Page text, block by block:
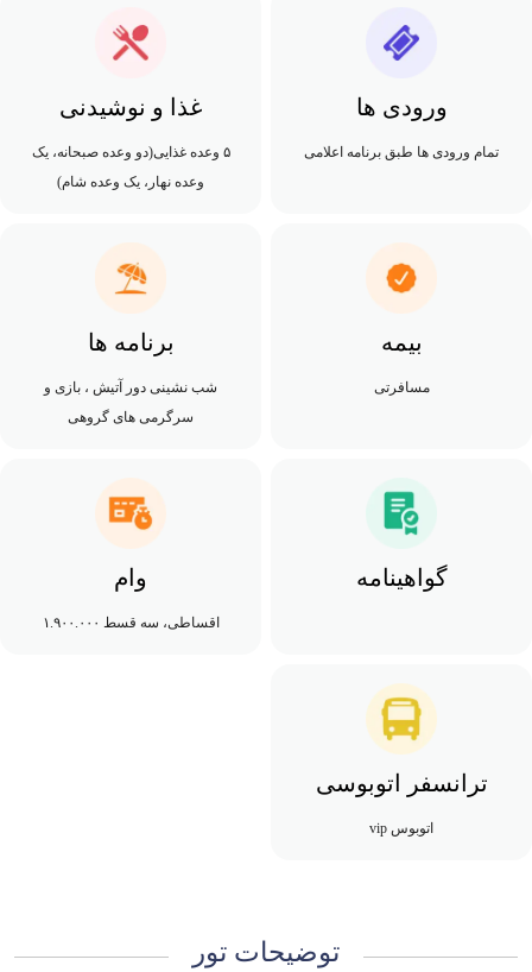
ورودی ها
تمام ورودی ها طبق برنامه اعلامی
غذا و نوشیدنی
۵ وعده غذایی(دو وعده صبحانه، یک
وعده نهار، یک وعده شام)
بیمه
مسافرتی
برنامه ها
شب نشینی دور آتیش ، بازی و
سرگرمی های گروهی
گواهینامه وام
اقساطی، سه قسط ۱.۹۰۰.۰۰۰
ترانسفر اتوبوسی
اتوبوس vip
توضیحات تور